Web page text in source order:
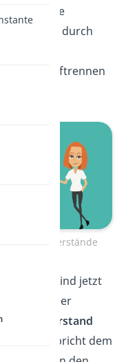
Unsere
sich durch
und Auftrennen
der Widerstände
kannst, sind jetzt
in der
Innenwiderstand
entspricht dem